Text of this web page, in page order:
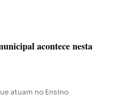
acontece nesta
atuam no Ensino